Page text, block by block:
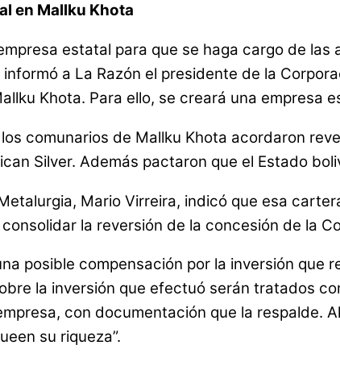
en Mallku Khota
estatal para que se haga cargo de
a La Razón el presidente de la
Khota. Para ello, se creará una empresa
comunarios de Mallku Khota acordaron
Silver. Además pactaron que el Estado
Mario Virreira, indicó que esa
la reversión de la concesión de la
posible compensación por la inversión que
la inversión que efectuó serán tratados
con documentación que la respalde.
su riqueza”.